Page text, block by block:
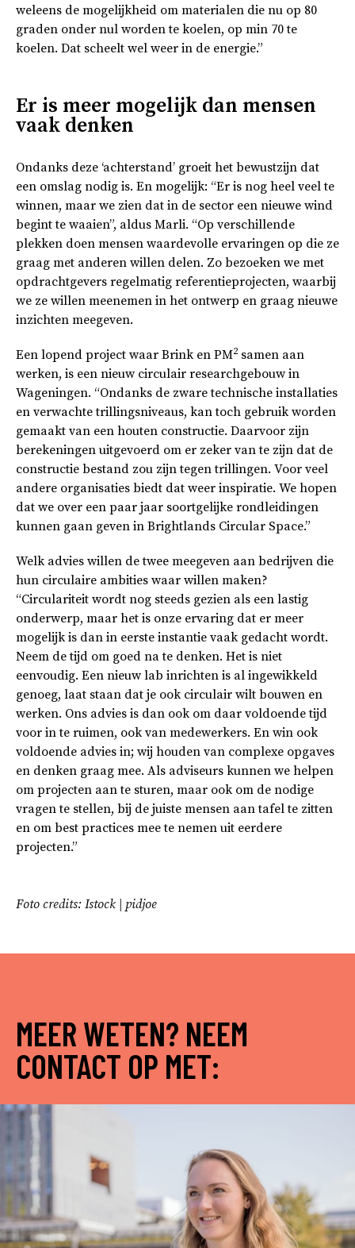
weleens de mogelijkheid om materialen die nu op 80
graden onder nul worden te koelen, op min 70 te
koelen. Dat scheelt wel weer in de energie.”
Er is meer mogelijk dan mensen
vaak denken
Ondanks deze ‘achterstand’ groeit het bewustzijn dat
een omslag nodig is. En mogelijk: “Er is nog heel veel te
winnen, maar we zien dat in de sector een nieuwe wind
begint te waaien”, aldus Marli. “Op verschillende
plekken doen mensen waardevolle ervaringen op die ze
graag met anderen willen delen. Zo bezoeken we met
opdrachtgevers regelmatig referentieprojecten, waarbij
we ze willen meenemen in het ontwerp en graag nieuwe
inzichten meegeven.
Een lopend project waar Brink en PM2 samen aan
werken, is een nieuw circulair researchgebouw in
Wageningen. “Ondanks de zware technische installaties
en verwachte trillingsniveaus, kan toch gebruik worden
gemaakt van een houten constructie. Daarvoor zijn
berekeningen uitgevoerd om er zeker van te zijn dat de
constructie bestand zou zijn tegen trillingen. Voor veel
andere organisaties biedt dat weer inspiratie. We hopen
dat we over een paar jaar soortgelijke rondleidingen
kunnen gaan geven in Brightlands Circular Space.”
Welk advies willen de twee meegeven aan bedrijven die
hun circulaire ambities waar willen maken?
“Circulariteit wordt nog steeds gezien als een lastig
onderwerp, maar het is onze ervaring dat er meer
mogelijk is dan in eerste instantie vaak gedacht wordt.
Neem de tijd om goed na te denken. Het is niet
eenvoudig. Een nieuw lab inrichten is al ingewikkeld
genoeg, laat staan dat je ook circulair wilt bouwen en
werken. Ons advies is dan ook om daar voldoende tijd
voor in te ruimen, ook van medewerkers. En win ook
voldoende advies in; wij houden van complexe opgaves
en denken graag mee. Als adviseurs kunnen we helpen
om projecten aan te sturen, maar ook om de nodige
vragen te stellen, bij de juiste mensen aan tafel te zitten
en om best practices mee te nemen uit eerdere
projecten.”
Foto credits: Istock | pidjoe
MEER WETEN? NEEM
CONTACT OP MET: